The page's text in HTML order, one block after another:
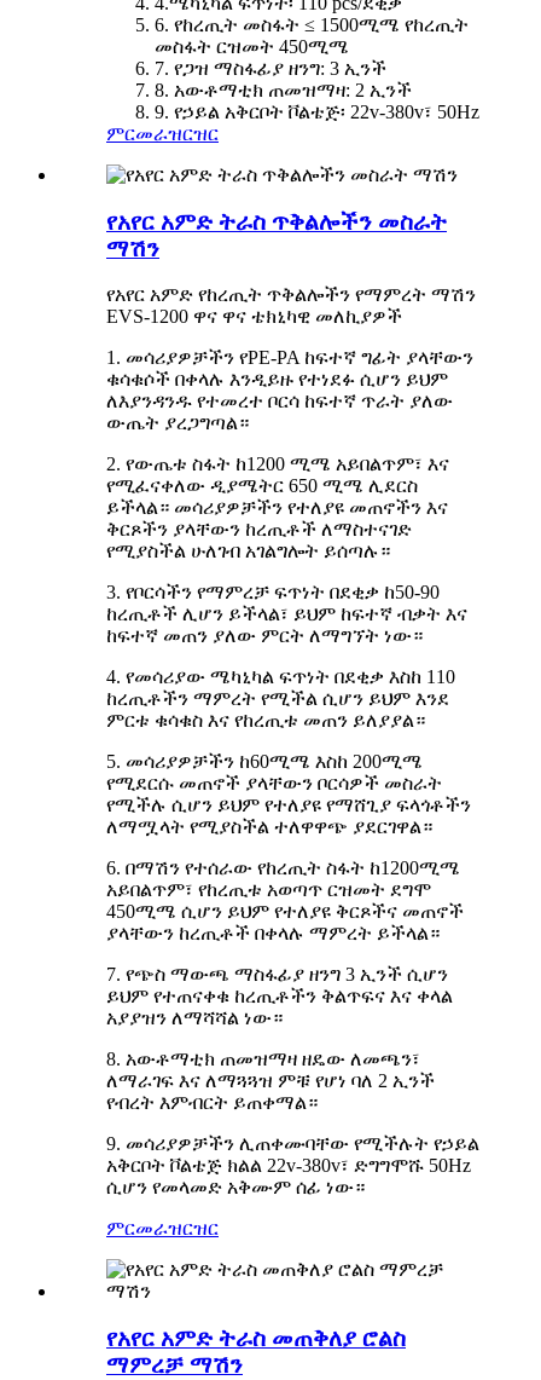
6. የከረጢት መስፋት ≤ 1500ሚሜ የከረጢት
መስፋት ርዝመት 450ሚሜ
7. የጋዝ ማስፋፊያ ዘንግ: 3 ኢንች
8. አውቶማቲክ ጠመዝማዛ: 2 ኢንች
9. የኃይል አቅርቦት ቮልቴጅ፡ 22v-380v፣ 50Hz
ምርመራዝርዝር
የአየር አምድ ትራስ ጥቅልሎችን መስራት
ማሽን
የአየር አምድ የከረጢት ጥቅልሎችን የማምረት ማሽን
EVS-1200 ዋና ዋና ቴክኒካዊ መለኪያዎች
1. መሳሪያዎቻችን የPE-PA ከፍተኛ ግፊት ያላቸውን
ቁሳቁሶች በቀላሉ እንዲይዙ የተነደፉ ሲሆን ይህም
ለእያንዳንዱ የተመረተ ቦርሳ ከፍተኛ ጥራት ያለው
ውጤት ያረጋግጣል።
2. የውጤቱ ስፋት ከ1200 ሚሜ አይበልጥም፣ እና
የሚፈናቀለው ዲያሜትር 650 ሚሜ ሊደርስ
ይችላል። መሳሪያዎቻችን የተለያዩ መጠኖችን እና
ቅርጾችን ያላቸውን ከረጢቶች ለማስተናገድ
የሚያስችል ሁለገብ አገልግሎት ይሰጣሉ።
3. የቦርሳችን የማምረቻ ፍጥነት በደቂቃ ከ50-90
ከረጢቶች ሊሆን ይችላል፣ ይህም ከፍተኛ ብቃት እና
ከፍተኛ መጠን ያለው ምርት ለማግኘት ነው።
4. የመሳሪያው ሜካኒካል ፍጥነት በደቂቃ እስከ 110
ከረጢቶችን ማምረት የሚችል ሲሆን ይህም እንደ
ምርቱ ቁሳቁስ እና የከረጢቱ መጠን ይለያያል።
5. መሳሪያዎቻችን ከ60ሚሜ እስከ 200ሚሜ
የሚደርሱ መጠኖች ያላቸውን ቦርሳዎች መስራት
የሚችሉ ሲሆን ይህም የተለያዩ የማሸጊያ ፍላጎቶችን
ለማሟላት የሚያስችል ተለዋዋጭ ያደርገዋል።
6. በማሽን የተሰራው የከረጢት ስፋት ከ1200ሚሜ
አይበልጥም፣ የከረጢቱ አወጣጥ ርዝመት ደግሞ
450ሚሜ ሲሆን ይህም የተለያዩ ቅርጾችና መጠኖች
ያላቸውን ከረጢቶች በቀላሉ ማምረት ይችላል።
7. የጭስ ማውጫ ማስፋፊያ ዘንግ 3 ኢንች ሲሆን
ይህም የተጠናቀቁ ከረጢቶችን ቅልጥፍና እና ቀላል
አያያዝን ለማሻሻል ነው።
8. አውቶማቲክ ጠመዝማዛ ዘዴው ለመጫን፣
ለማራገፍ እና ለማጓጓዝ ምቹ የሆነ ባለ 2 ኢንች
የብረት እምብርት ይጠቀማል።
9. መሳሪያዎቻችን ሊጠቀሙባቸው የሚችሉት የኃይል
አቅርቦት ቮልቴጅ ክልል 22v-380v፣ ድግግሞሹ 50Hz
ሲሆን የመላመድ አቅሙም ሰፊ ነው።
ምርመራዝርዝር
የአየር አምድ ትራስ መጠቅለያ ሮልስ
ማምረቻ ማሽን